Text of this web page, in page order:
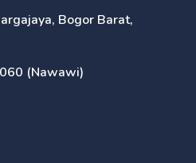
Bogor Barat,
(Nawawi)